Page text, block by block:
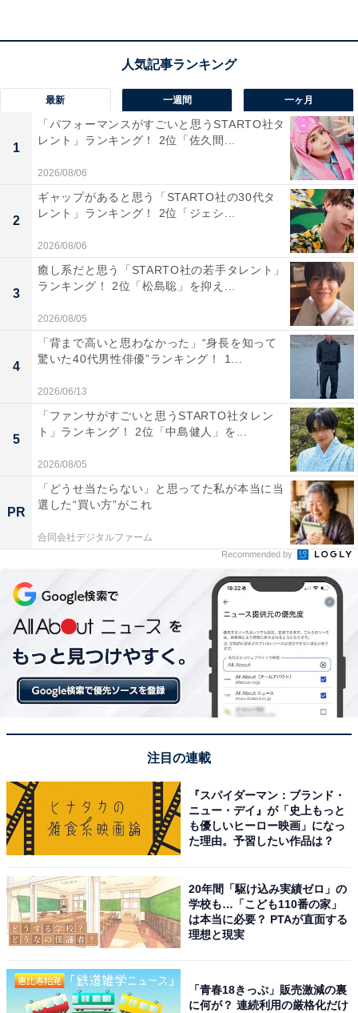
第1位：横浜ベイシェラトン ホテル&タワーズ
オールデイブッフェ「コンパス」は、ランチもディナーもオーダーブッフェ
スタイル。画像は「夏の北海道フェア」（開催中～10月31日まで）のイメ
ージ（提供画像）
1位に輝いたのは「横浜ベイシェラトン ホテル&タワー
ズ
」。ホテル内には8つのレストラン・バーがありま
す。
オールデイブッフェ「コンパス」
（2階）は多くのメデ
ィアに紹介される大人気のレストラン。自分のスマート
フォンから注文できるシステムを利用し、ランチは70種
類、ディナーは100種類以上から好きなだけオーダーで
オーダーブッフェ～グルメパレット～」を提供し
ています。
ほかにも、最上階（28階）にあるフレンチ「ベイ･ビュ
日本料理「木の花」（8階）など、横浜駅に近
いロケーションでバラエティに富んだ本格的な味と雰囲
気を味わえるレストランが充実しています。
回答者からは、「コンパスというレストランのビュッフ
ェが美味しかったから」（30代女性／千葉県）、「朝食
が美味しいと聞いていましたが本当に美味しくてお腹い
っぱい食べてしまいました」（50代女性／群馬県）、
「地下にあるドーレというパン屋さんがとても美味し
／神奈川県）という声が上がっています。
最新 一週間 一ヶ月
1
「パフォーマンスがすごいと思うSTARTO社タ
レント」ランキング！ 2位「佐久間...
2026/08/06
2
ギャップがあると思う「STARTO社の30代タ
レント」ランキング！ 2位「ジェシ...
2026/08/06
3
癒し系だと思う「STARTO社の若手タレント」
ランキング！ 2位「松島聡」を抑え...
2026/08/05
4
「背まで高いと思わなかった」“身長を知って
驚いた40代男性俳優”ランキング！ 1...
2026/06/13
5
「ファンサがすごいと思うSTARTO社タレン
ト」ランキング！ 2位「中島健人」を...
2026/08/05
PR
「どうせ当たらない」と思ってた私が本当に当
選した“買い方”がこれ
合同会社デジタルファーム
Recommended by
注目の連載
『スパイダーマン：ブランド・
ニュー・デイ』が「史上もっと
も優しいヒーロー映画」になっ
た理由。予習したい作品は？
20年間「駆け込み実績ゼロ」の
学校も…「こども110番の家」
は本当に必要？ PTAが直面する
理想と現実
「青春18きっぷ」販売激減の裏
に何が？ 連続利用の厳格化だけ